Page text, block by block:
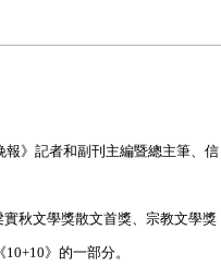
》記者和副刊主編暨總主筆、信
秋文學獎散文首獎、宗教文學獎
》的一部分。